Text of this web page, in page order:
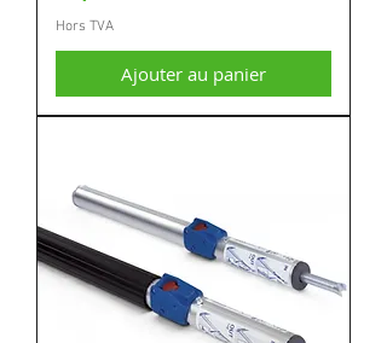
Hors TVA
Ajouter au panier